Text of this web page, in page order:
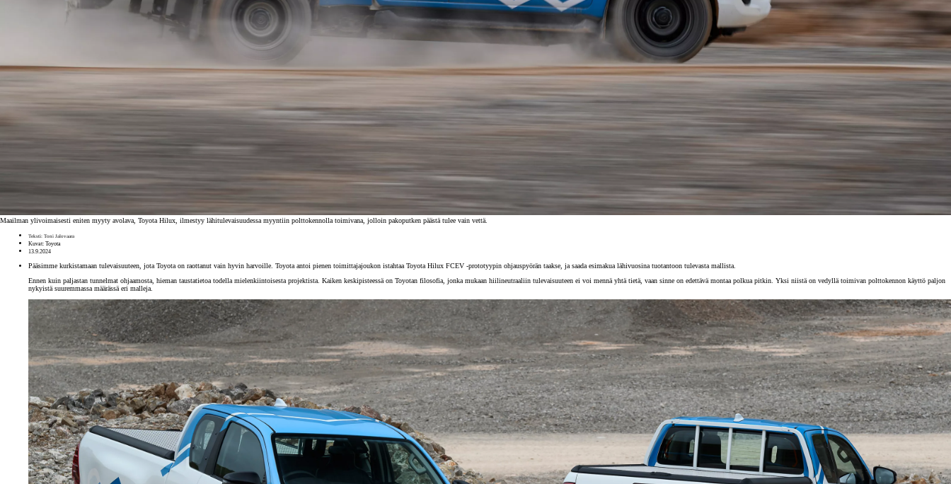
Maailman ylivoimaisesti eniten myyty avolava, Toyota Hilux, ilmestyy lähitulevaisuudessa myyntiin polttokennolla toimivana, jolloin pakoputken päästä tulee vain vettä.
Teksti: Toni Jalovaara
Kuvat: Toyota
13.9.2024
Pääsimme kurkistamaan tulevaisuuteen, jota Toyota on raottanut vain hyvin harvoille. Toyota antoi pienen toimittajajoukon istahtaa Toyota Hilux FCEV -prototyypin ohjauspyörän taakse, ja saada esimakua lähivuosina tuotantoon tulevasta mallista.
Ennen kuin paljastan tunnelmat ohjaamosta, hieman taustatietoa todella mielenkiintoisesta projektista. Kaiken keskipisteessä on Toyotan filosofia, jonka mukaan hiilineutraaliin tulevaisuuteen ei voi mennä yhtä tietä, vaan sinne on edettävä montaa polkua pitkin. Yksi niistä on vedyllä toimivan polttokennon käyttö paljon
nykyistä suuremmassa määrässä eri malleja.